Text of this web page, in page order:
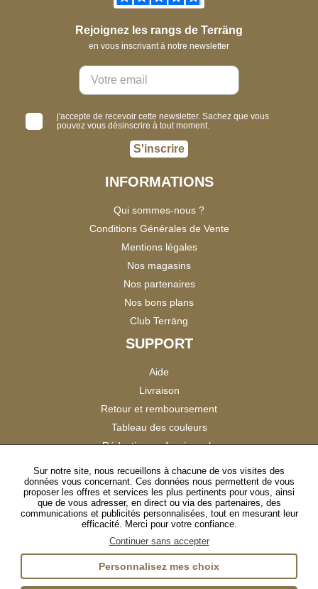
Rejoignez les rangs de Terräng
en vous inscrivant à notre newsletter
j'accepte de recevoir cette newsletter. Sachez que vous
pouvez vous désinscrire à tout moment.
S'inscrire
INFORMATIONS
Qui sommes-nous ?
Conditions Générales de Vente
Mentions légales
Nos magasins
Nos partenaires
Nos bons plans
Club Terräng
SUPPORT
Aide
Livraison
Retour et remboursement
Tableau des couleurs
Réduction professionnels
Catalogues
Satisfaction Clients
SUIVEZ-NOUS
InstagramTikTokFacebookYouTubeLinkedIn
Sur notre site, nous recueillons à chacune de vos visites des
données vous concernant. Ces données nous permettent de vous
proposer les offres et services les plus pertinents pour vous, ainsi
que de vous adresser, en direct ou via des partenaires, des
communications et publicités personnalisées, tout en mesurant leur
efficacité. Merci pour votre confiance.
Continuer sans accepter
Personnalisez mes choix